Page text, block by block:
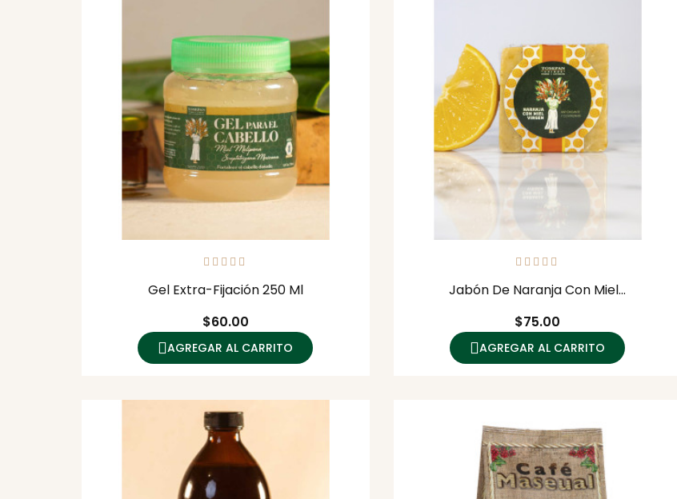
Gel Extra-Fijación 250 Ml
Precio
$60.00
AGREGAR AL CARRITO
Jabón De Naranja Con Miel...
Precio
$75.00
AGREGAR AL CARRITO